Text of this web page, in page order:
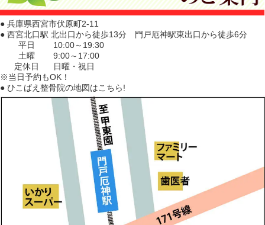
● 兵庫県西宮市伏原町2-11
● 西宮北口駅 北出口から徒歩13分 門戸厄神駅東出口から徒歩6分
平日
10:00～19:30
土曜
9:00～17:00
定休日
日曜・祝日
※当日予約もOK！
● ひこばえ整骨院の地図はこちら!